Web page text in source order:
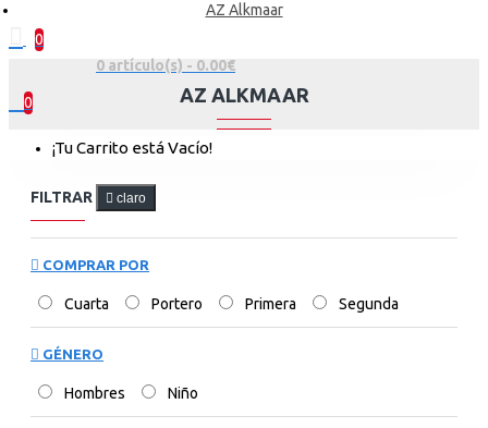
0
0 artículo(s) - 0.00€
0
¡Tu Carrito está Vacío!
AZ Alkmaar
AZ ALKMAAR
FILTRAR claro
COMPRAR POR
Cuarta Portero Primera Segunda
GÉNERO
Hombres Niño